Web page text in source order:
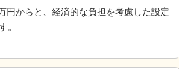
円からと、経済的な負担を考慮した設定
。